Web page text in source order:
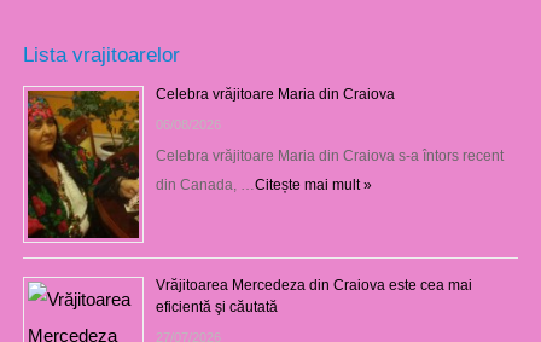
Lista vrajitoarelor
Celebra vrăjitoare Maria din Craiova
06/08/2026
Celebra vrăjitoare Maria din Craiova s-a întors recent
din Canada, …Citește mai mult »
Vrăjitoarea Mercedeza din Craiova este cea mai
eficientă şi căutată
27/07/2026